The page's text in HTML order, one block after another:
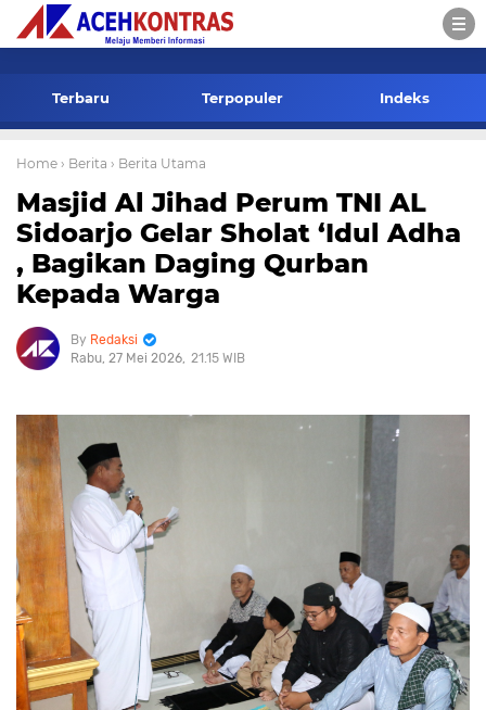
Terbaru Terpopuler Indeks
Home › Berita › Berita Utama
Masjid Al Jihad Perum TNI AL
Sidoarjo Gelar Sholat ‘Idul Adha
, Bagikan Daging Qurban
Kepada Warga
Redaksi
Rabu, 27 Mei 2026 21.15 WIB